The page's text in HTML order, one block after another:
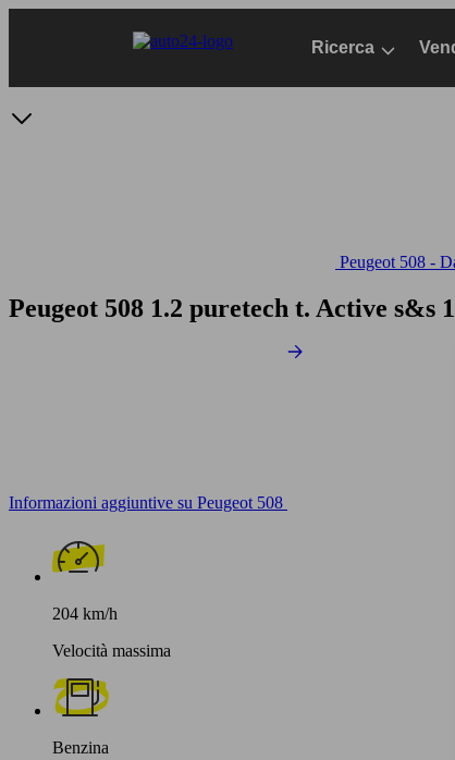
Ricerca
Peugeot 508 -
Peugeot 508 1.2 puretech t. Active s&s
Informazioni aggiuntive su Peugeot 508
204 km/h
Velocità massima
Benzina